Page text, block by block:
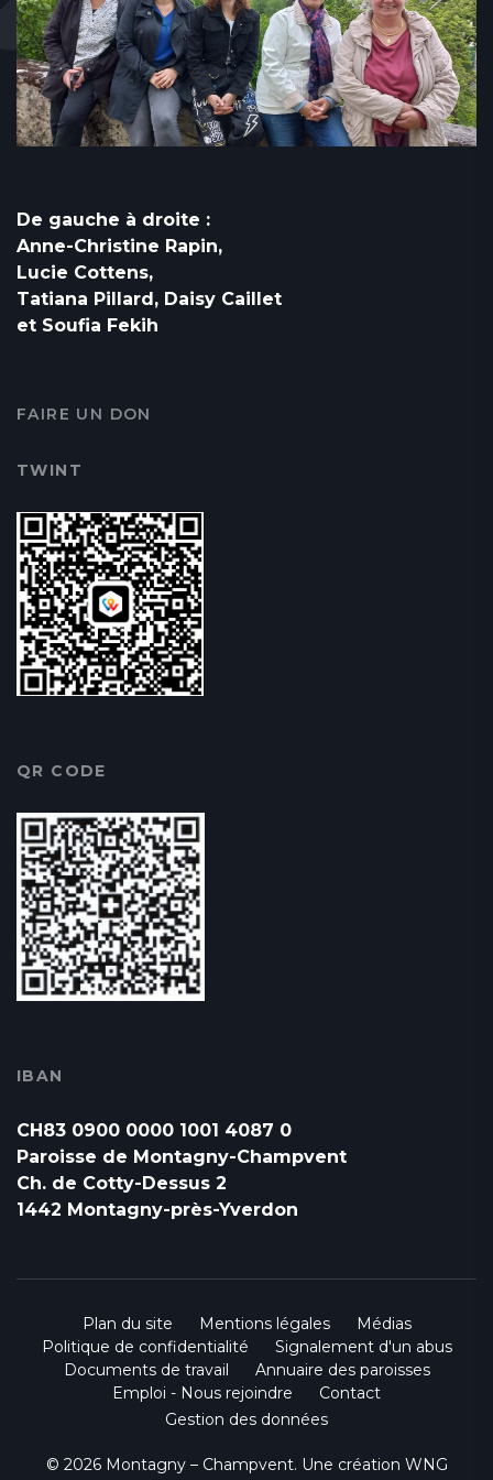
De gauche à droite :
Anne-Christine Rapin,
Lucie Cottens,
Tatiana Pillard, Daisy Caillet
et Soufia Fekih
FAIRE UN DON
TWINT
QR CODE
IBAN
CH83 0900 0000 1001 4087 0
Paroisse de Montagny-Champvent
Ch. de Cotty-Dessus 2
1442 Montagny-près-Yverdon
Plan du site Mentions légales
Médias
Politique de confidentialité
Signalement d'un abus
Documents de travail
Annuaire des paroisses
Emploi - Nous rejoindre
Contact
Gestion des données
© 2026 Montagny – Champvent. Une création WNG